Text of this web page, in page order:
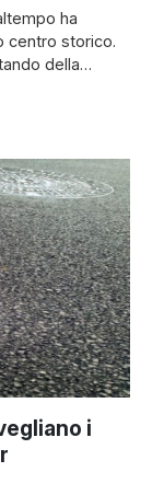
ha
centro storico.
della
hanno
[…]
i